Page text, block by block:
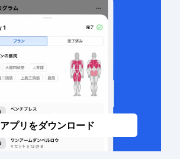
アプリをダウンロード